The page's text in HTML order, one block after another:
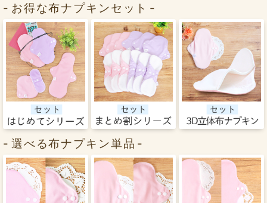
お得な布ナプキンセット
選べる布ナプキン単品